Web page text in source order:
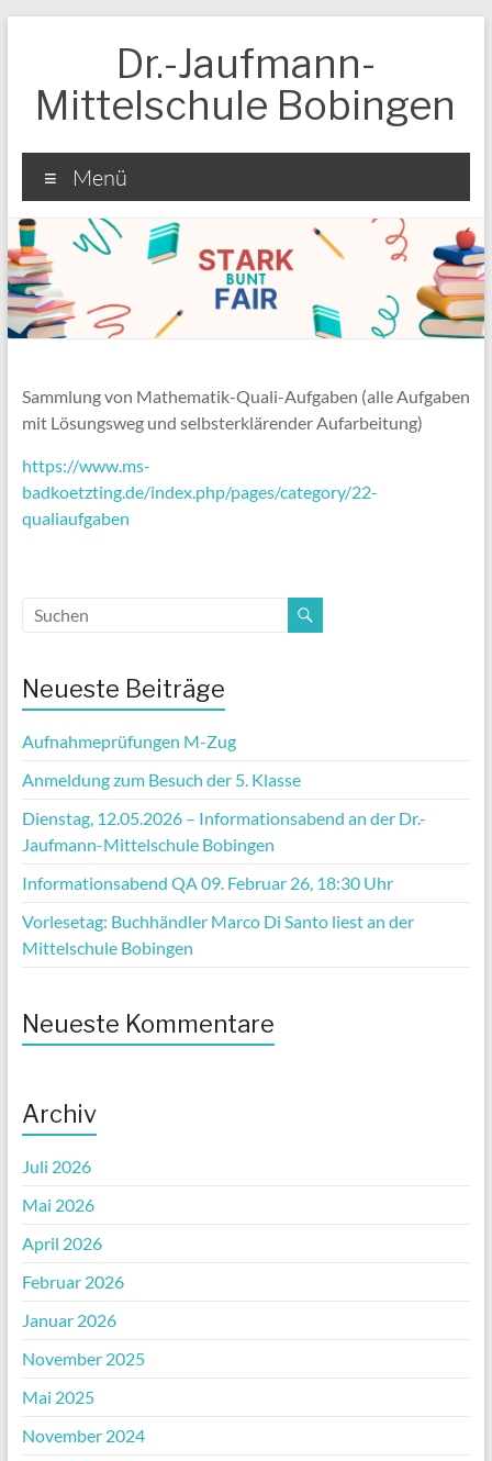
Dr.-Jaufmann-
Mittelschule Bobingen
Menü
Sammlung von Mathematik-Quali-Aufgaben (alle Aufgaben
mit Lösungsweg und selbsterklärender Aufarbeitung)
https://www.ms-
badkoetzting.de/index.php/pages/category/22-
qualiaufgaben
Neueste Beiträge
Aufnahmeprüfungen M-Zug
Anmeldung zum Besuch der 5. Klasse
Dienstag, 12.05.2026 – Informationsabend an der Dr.-
Jaufmann-Mittelschule Bobingen
Informationsabend QA 09. Februar 26, 18:30 Uhr
Vorlesetag: Buchhändler Marco Di Santo liest an der
Mittelschule Bobingen
Neueste Kommentare
Archiv
Juli 2026
Mai 2026
April 2026
Februar 2026
Januar 2026
November 2025
Mai 2025
November 2024